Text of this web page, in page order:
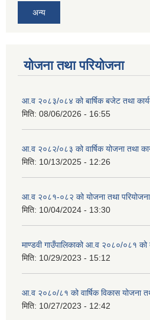
अन्य
योजना तथा परियोजना
आ.व २०८३/०८४ को बार्षिक बजेट तथा
मिति: 08/06/2026 - 16:55
आ.व २०८२/०८३ को वार्षिक योजना तथा
मिति: 10/13/2025 - 12:26
आ.व २०८१-०८२ को योजना तथा परियोजना
मिति: 10/04/2024 - 13:30
माण्डवी गाउँपालिकाको आ.व २०८०/०८१
मिति: 10/29/2023 - 15:12
आ.व २०८०/८१ को वार्षिक विकास योजना
मिति: 10/27/2023 - 12:42